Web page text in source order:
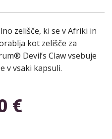
zelišče, ki se v Afriki in
kot zelišče za
Devil’s Claw vsebuje
v vsaki kapsuli.
€